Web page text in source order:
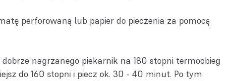
perforowaną lub papier do pieczenia za pomocą
nagrzanego piekarnik na 180 stopni termoobieg
do 160 stopni i piecz ok. 30 - 40 minut. Po tym